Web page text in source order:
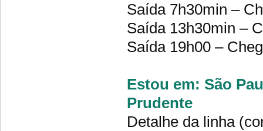
Saída 7h30min –
Saída 13h30min –
Saída 19h00 –
Estou em: São
Prudente
Detalhe da linha